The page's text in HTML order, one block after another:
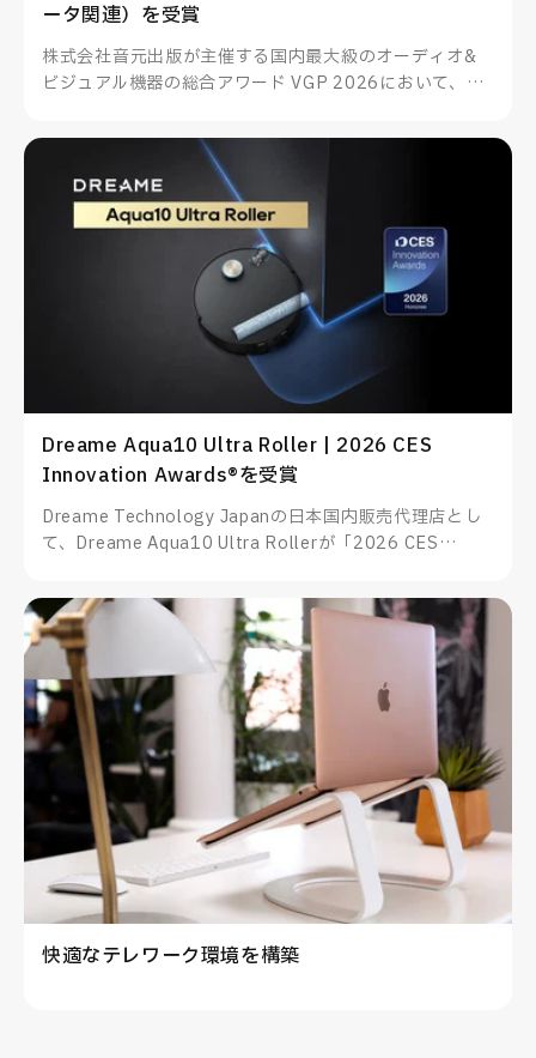
ータ関連）を受賞
株式会社音元出版が主催する国内最大級のオーディオ&
ビジュアル機器の総合アワード VGP 2026において、
ン・PC関連アクセサリー（データ関連）を受賞したこと
をお知らせいたします。
Dreame Aqua10 Ultra Roller | 2026 CES
Innovation Awards®を受賞
Dreame Technology Japanの日本国内販売代理店とし
て、Dreame Aqua10 Ultra Rollerが「2026 CES
します。
快適なテレワーク環境を構築